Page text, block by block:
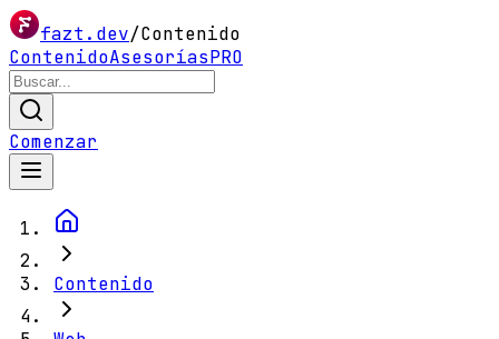
fazt.dev/Contenido
ContenidoAsesoríasPRO
Comenzar
Contenido